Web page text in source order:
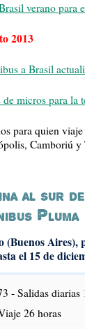
verano para
2013
a Brasil
micros para la
para quien
Camboriú y
al sur
Pluma
Aires),
el 15 de
- Salidas diarias
26 horas